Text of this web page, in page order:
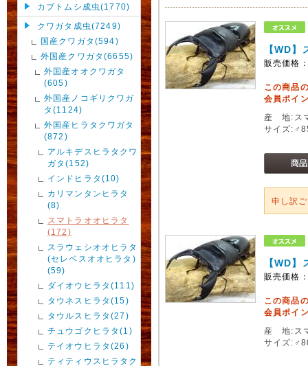
カブトムシ成虫(1770)
クワガタ成虫(7249)
国産クワガタ(594)
外国産クワガタ(6655)
外国産オオクワガタ
(605)
外国産ノコギリクワガ
タ(1124)
外国産ヒラタクワガタ
(872)
アルキデスヒラタクワ
ガタ(152)
インドヒラタ(10)
カリマンタンヒラタ
(8)
スマトラオオヒラタ
(172)
スラウェシオオヒラタ
(セレベスオオヒラタ)
(59)
ダイオウヒラタ(111)
タウネスヒラタ(15)
タウルスヒラタ(27)
チュウゴクヒラタ(1)
テイオウヒラタ(26)
ティティウスヒラタク
【WD
販売価格
この商品
会員ポイ
産 地:ス
サイズ
申し訳
【WD
販売価格
この商品
会員ポイ
産 地:ス
サイズ